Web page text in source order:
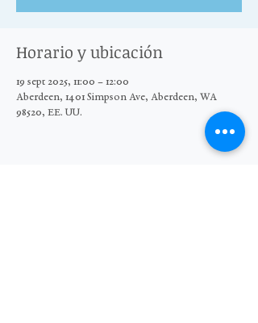
Horario y ubicación
19 sept 2025, 11:00 – 12:00
Aberdeen, 1401 Simpson Ave, Aberdeen, WA
98520, EE. UU.